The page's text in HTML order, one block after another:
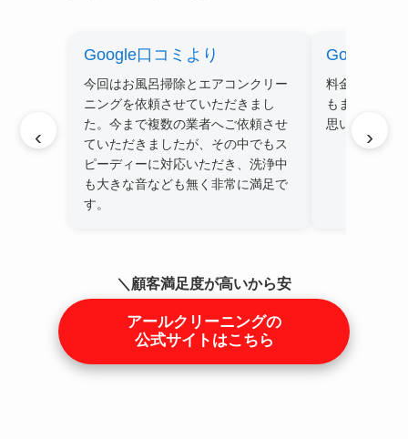
‹
Google口コミより
今回はお風呂掃除とエアコンクリー
ニングを依頼させていただきまし
た。今まで複数の業者へご依頼させ
ていただきましたが、その中でもス
ピーディーに対応いただき、洗浄中
も大きな音なども無く非常に満足で
す。
Google口
料金も安いの
もまたご依頼
思います。
›
＼顧客満足度が高いから安
アールクリーニングの
公式サイトはこちら